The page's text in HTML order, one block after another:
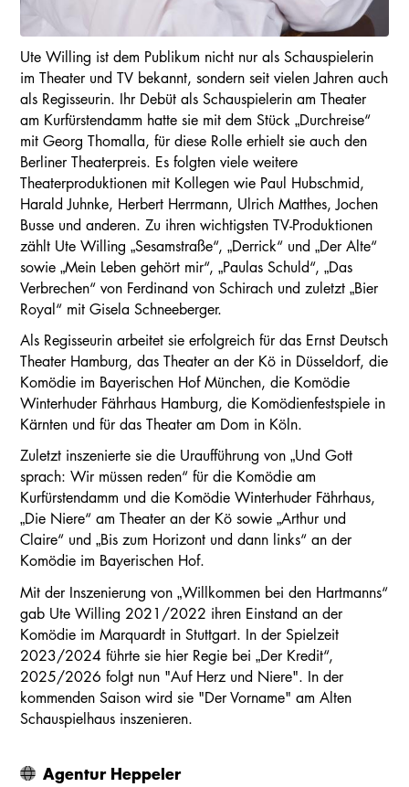
Ute Willing ist dem Publikum nicht nur als Schauspielerin
im Theater und TV bekannt, sondern seit vielen Jahren auch
als Regisseurin. Ihr Debüt als Schauspielerin am Theater
am Kurfürstendamm hatte sie mit dem Stück „Durchreise“
mit Georg Thomalla, für diese Rolle erhielt sie auch den
Berliner Theaterpreis. Es folgten viele weitere
Theaterproduktionen mit Kollegen wie Paul Hubschmid,
Harald Juhnke, Herbert Herrmann, Ulrich Matthes, Jochen
Busse und anderen. Zu ihren wichtigsten TV-Produktionen
zählt Ute Willing „Sesamstraße“, „Derrick“ und „Der Alte“
sowie „Mein Leben gehört mir“, „Paulas Schuld“, „Das
Verbrechen“ von Ferdinand von Schirach und zuletzt „Bier
Royal“ mit Gisela Schneeberger.
Als Regisseurin arbeitet sie erfolgreich für das Ernst Deutsch
Theater Hamburg, das Theater an der Kö in Düsseldorf, die
Komödie im Bayerischen Hof München, die Komödie
Winterhuder Fährhaus Hamburg, die Komödienfestspiele in
Kärnten und für das Theater am Dom in Köln.
Zuletzt inszenierte sie die Uraufführung von „Und Gott
sprach: Wir müssen reden“ für die Komödie am
Kurfürstendamm und die Komödie Winterhuder Fährhaus,
„Die Niere“ am Theater an der Kö sowie „Arthur und
Claire“ und „Bis zum Horizont und dann links“ an der
Komödie im Bayerischen Hof.
Mit der Inszenierung von „Willkommen bei den Hartmanns“
gab Ute Willing 2021/2022 ihren Einstand an der
Komödie im Marquardt in Stuttgart. In der Spielzeit
2023/2024 führte sie hier Regie bei „Der Kredit“,
2025/2026 folgt nun "Auf Herz und Niere". In der
kommenden Saison wird sie "Der Vorname" am Alten
Schauspielhaus inszenieren.
Agentur Heppeler